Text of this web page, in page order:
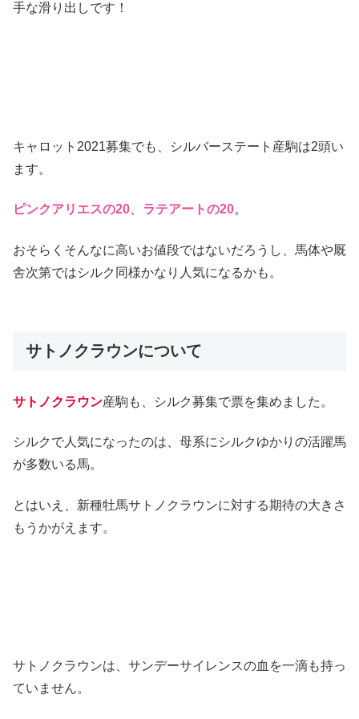
手な滑り出しです！
キャロット2021募集でも、シルバーステート産駒は2頭い
ます。
ピンクアリエスの20、 ラテアートの20。
おそらくそんなに高いお値段ではないだろうし、馬体や厩
舎次第ではシルク同様かなり人気になるかも。
サトノクラウンについて
サトノクラウン産駒も、シルク募集で票を集めました。
シルクで人気になったのは、母系にシルクゆかりの活躍馬
が多数いる馬。
とはいえ、新種牡馬サトノクラウンに対する期待の大きさ
もうかがえます。
サトノクラウンは、サンデーサイレンスの血を一滴も持っ
ていません。